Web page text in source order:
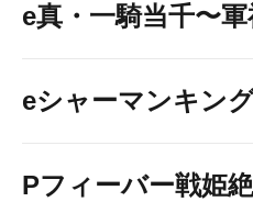
e真・一騎当千〜
eシャーマンキン
Pフィーバー戦姫